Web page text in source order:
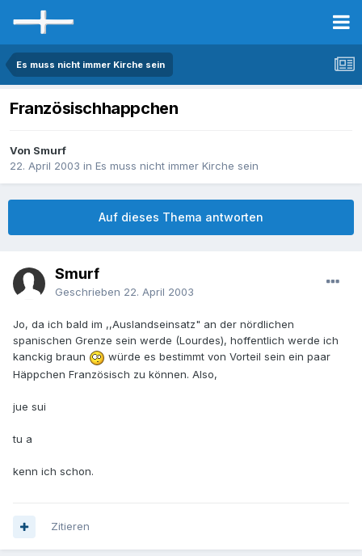
Es muss nicht immer Kirche sein
Französischhappchen
Von Smurf
22. April 2003 in Es muss nicht immer Kirche sein
Auf dieses Thema antworten
Smurf
Geschrieben 22. April 2003
Jo, da ich bald im ,,Auslandseinsatz" an der nördlichen
spanischen Grenze sein werde (Lourdes), hoffentlich werde ich
kanckig braun
würde es bestimmt von Vorteil sein ein paar
Häppchen Französisch zu können. Also,
jue sui
tu a
kenn ich schon.
Zitieren